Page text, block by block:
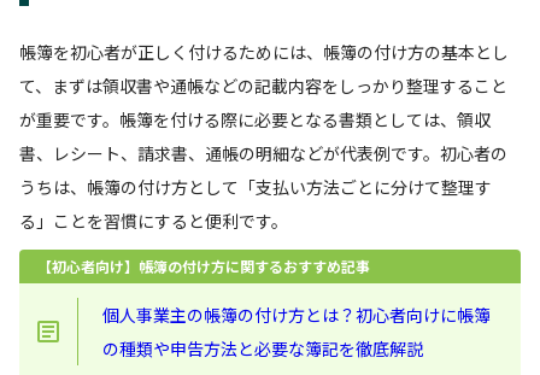
帳簿を初心者が正しく付けるためには、帳簿の付け方の基本とし
て、まずは領収書や通帳などの記載内容をしっかり整理すること
が重要です。帳簿を付ける際に必要となる書類としては、領収
書、レシート、請求書、通帳の明細などが代表例です。初心者の
うちは、帳簿の付け方として「支払い方法ごとに分けて整理す
る」ことを習慣にすると便利です。
【初心者向け】帳簿の付け方に関するおすすめ記事
個人事業主の帳簿の付け方とは？初心者向けに帳簿
の種類や申告方法と必要な簿記を徹底解説